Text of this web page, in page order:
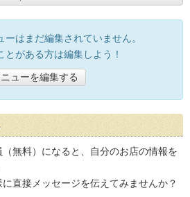
ーはまだ編集されていません。
とがある方は編集しよう！
ニューを編集する
無料）になると、自分のお店の情報を
直接メッセージを伝えてみませんか？